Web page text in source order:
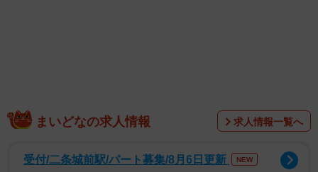
本線と接続する貝塚駅と水間観音駅を結ぶ全長5.5キロの路
のですが、駅数は10駅にも及びます。
まいどなの求人情報 求人情報一覧へ
受付/二条城前駅/パート募集/8月6日更新 NEW